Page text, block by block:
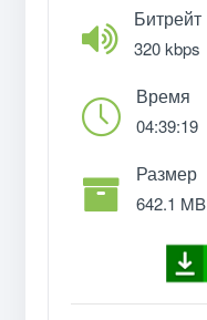
Битрейт
320 kbps
Время
04:39:19
Размер
642.1 MB